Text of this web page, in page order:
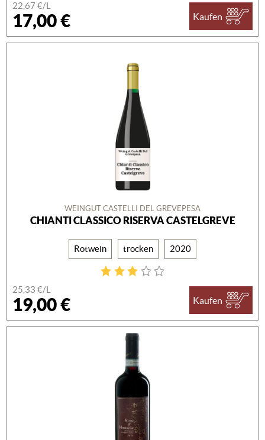
22,67 €/L
17,00 € Kaufen
WEINGUT CASTELLI DEL GREVEPESA
CHIANTI CLASSICO RISERVA CASTELGREVE
Rotwein trocken 2020
25,33 €/L
19,00 € Kaufen